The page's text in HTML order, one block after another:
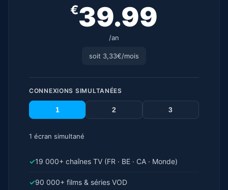
€39.99
/an
soit 3,33€/mois
CONNEXIONS SIMULTANÉES
1 2 3
1 écran simultané
✓19 000+ chaînes TV (FR · BE · CA · Monde)
✓90 000+ films & séries VOD